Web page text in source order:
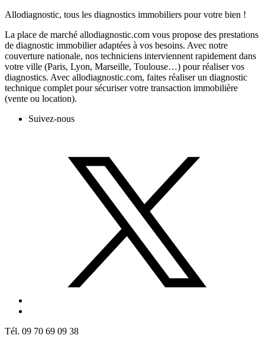
Allodiagnostic, tous les diagnostics immobiliers pour votre bien !
La place de marché allodiagnostic.com vous propose des prestations
de diagnostic immobilier adaptées à vos besoins. Avec notre
couverture nationale, nos techniciens interviennent rapidement dans
votre ville (Paris, Lyon, Marseille, Toulouse…) pour réaliser vos
diagnostics. Avec allodiagnostic.com, faites réaliser un diagnostic
technique complet pour sécuriser votre transaction immobilière
(vente ou location).
Suivez-nous
Tél. 09 70 69 09 38